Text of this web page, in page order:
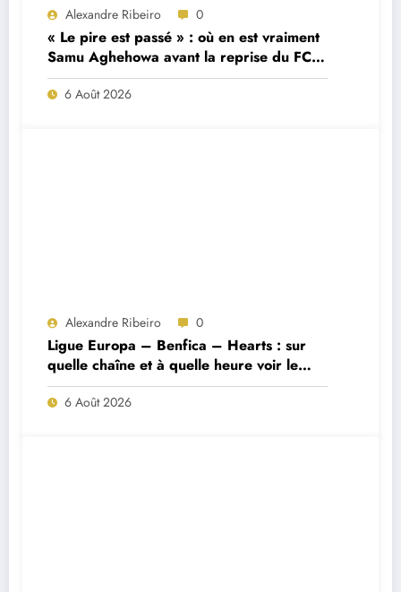
Alexandre Ribeiro 0
« Le pire est passé » : où en est vraiment
Samu Aghehowa avant la reprise du FC
Porto ?
6 Août 2026
Alexandre Ribeiro 0
Ligue Europa – Benfica – Hearts : sur
quelle chaîne et à quelle heure voir le
match ?
6 Août 2026